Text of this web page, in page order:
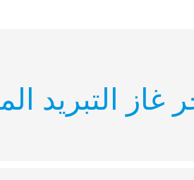
غاز التبريد